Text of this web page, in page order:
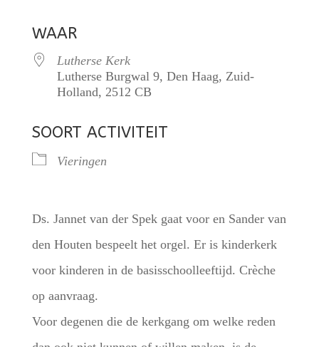
WAAR
Lutherse Kerk
Lutherse Burgwal 9, Den Haag, Zuid-
Holland, 2512 CB
SOORT ACTIVITEIT
Vieringen
Ds. Jannet van der Spek gaat voor en Sander van
den Houten bespeelt het orgel. Er is kinderkerk
voor kinderen in de basisschoolleeftijd. Crèche
op aanvraag.
Voor degenen die de kerkgang om welke reden